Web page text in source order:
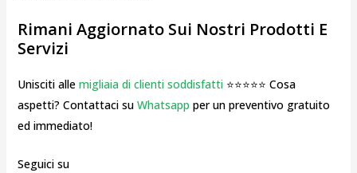
Rimani Aggiornato Sui Nostri Prodotti E
Servizi
Unisciti alle migliaia di clienti soddisfatti⭐⭐⭐⭐⭐ Cosa
aspetti? Contattaci su Whatsapp per un preventivo gratuito
ed immediato!
Seguici su